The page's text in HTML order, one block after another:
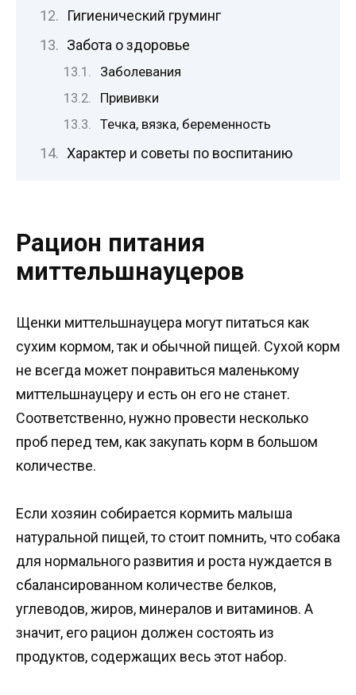
Гигиенический груминг
Забота о здоровье
Заболевания
Прививки
Течка, вязка, беременность
Характер и советы по воспитанию
Рацион питания
миттельшнауцеров
Щенки миттельшнауцера могут питаться как
сухим кормом, так и обычной пищей. Сухой корм
не всегда может понравиться маленькому
миттельшнауцеру и есть он его не станет.
Соответственно, нужно провести несколько
проб перед тем, как закупать корм в большом
количестве.
Если хозяин собирается кормить малыша
натуральной пищей, то стоит помнить, что собака
для нормального развития и роста нуждается в
сбалансированном количестве белков,
углеводов, жиров, минералов и витаминов. А
значит, его рацион должен состоять из
продуктов, содержащих весь этот набор.